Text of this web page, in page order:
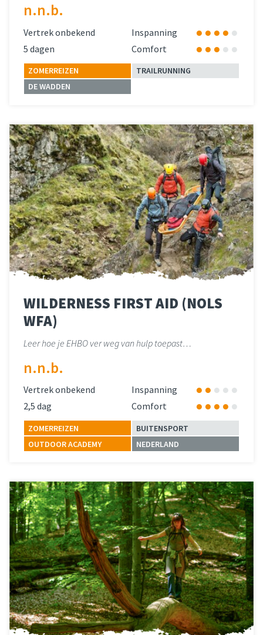
n.n.b.
Vertrek onbekend
Inspanning
5 dagen
Comfort
ZOMERREIZEN
TRAILRUNNING
DE WADDEN
WILDERNESS FIRST AID (NOLS
WFA)
Leer hoe je EHBO ver weg van hulp toepast…
n.n.b.
Vertrek onbekend
Inspanning
2,5 dag
Comfort
ZOMERREIZEN
BUITENSPORT
OUTDOOR ACADEMY
NEDERLAND